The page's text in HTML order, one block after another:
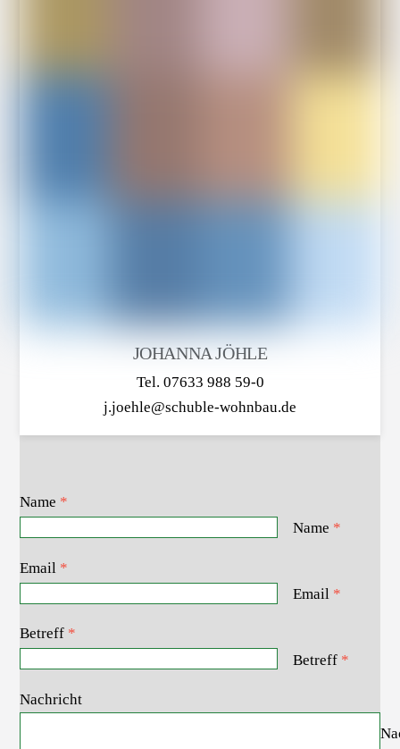
JOHANNA JÖHLE
Tel. 07633 988 59-0
j.joehle@schuble-wohnbau.de
Name *
Name *
Email *
Email *
Betreff *
Betreff *
Nachricht